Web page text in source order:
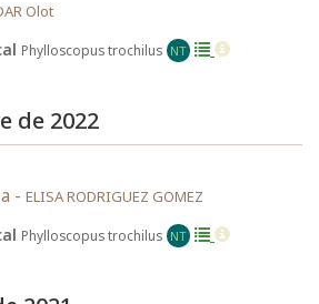
Olot
Phylloscopus trochilus NT
de 2022
- ELISA RODRIGUEZ GOMEZ
Phylloscopus trochilus NT